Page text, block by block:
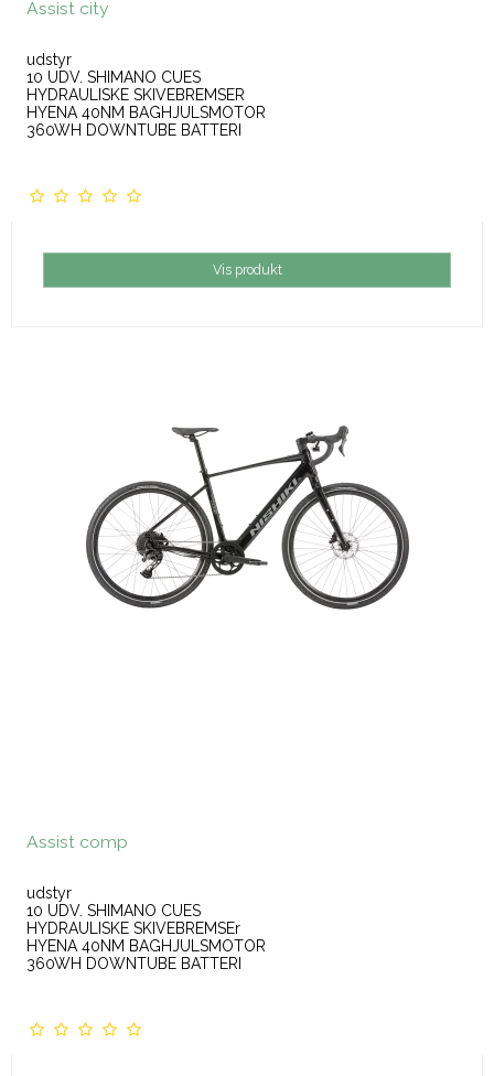
Assist city
udstyr
10 UDV. SHIMANO CUES
HYDRAULISKE SKIVEBREMSER
HYENA 40NM BAGHJULSMOTOR
360WH DOWNTUBE BATTERI
Vis produkt
Assist comp
udstyr
10 UDV. SHIMANO CUES
HYDRAULISKE SKIVEBREMSEr
HYENA 40NM BAGHJULSMOTOR
360WH DOWNTUBE BATTERI